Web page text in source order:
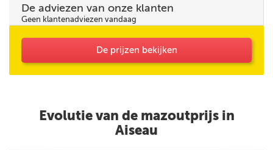
De adviezen van onze klanten
Geen klantenadviezen vandaag
De prijzen bekijken
Evolutie van de mazoutprijs in
Aiseau